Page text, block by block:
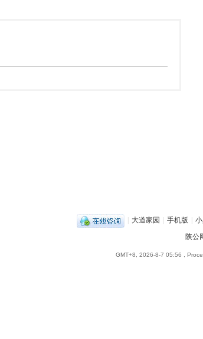
大道家园 手机版
陕公
GMT+8, 2026-8-7 05:56 ,